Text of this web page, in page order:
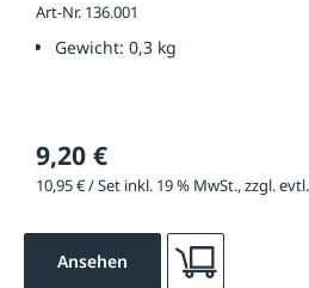
Art-Nr. 136.001
Gewicht: 0,3 kg
9,20 €
10,95 € / Set inkl. 19 % MwSt., zzgl.
Ansehen